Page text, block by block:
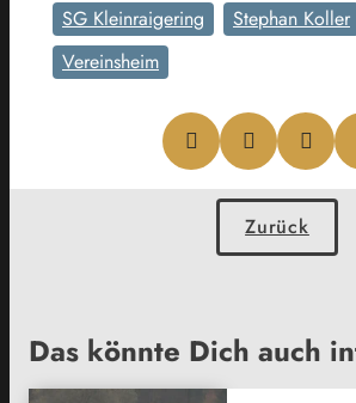
SG Kleinraigering
Stephan Koller
Vereinsheim
Zurück
Das könnte Dich auch